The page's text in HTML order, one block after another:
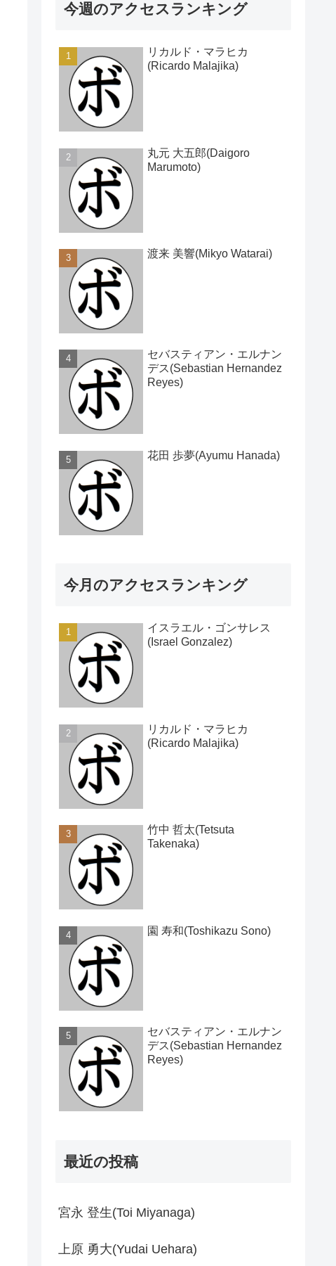
今週のアクセスランキング
リカルド・マラヒカ
(Ricardo Malajika)
丸元 大五郎(Daigoro
Marumoto)
渡来 美響(Mikyo Watarai)
セバスティアン・エルナン
デス(Sebastian Hernandez
Reyes)
花田 歩夢(Ayumu Hanada)
今月のアクセスランキング
イスラエル・ゴンサレス
(Israel Gonzalez)
リカルド・マラヒカ
(Ricardo Malajika)
竹中 哲太(Tetsuta
Takenaka)
園 寿和(Toshikazu Sono)
セバスティアン・エルナン
デス(Sebastian Hernandez
Reyes)
最近の投稿
宮永 登生(Toi Miyanaga)
上原 勇大(Yudai Uehara)